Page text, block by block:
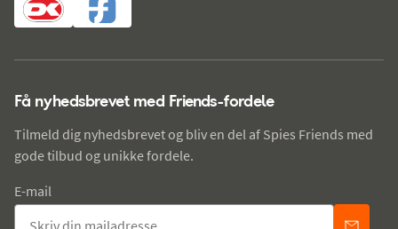
Få nyhedsbrevet med Friends-fordele
Tilmeld dig nyhedsbrevet og bliv en del af Spies Friends med
gode tilbud og unikke fordele.
E-mail